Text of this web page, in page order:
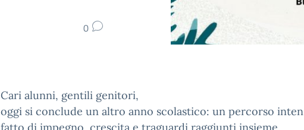
0
Cari alunni, gentili genitori,
oggi si conclude un altro anno scolastico: un percorso